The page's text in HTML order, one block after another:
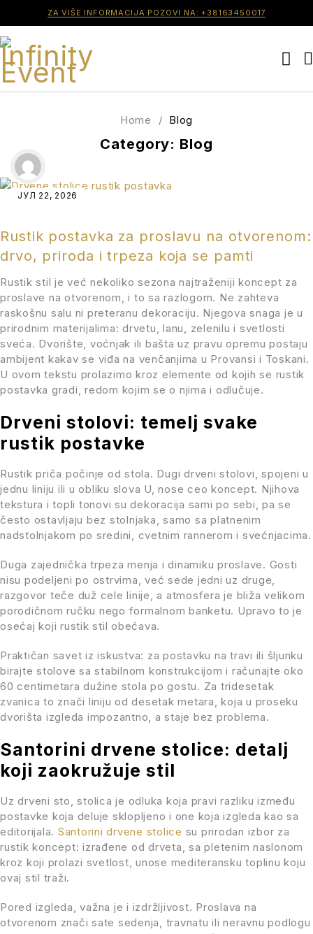
ZA VIŠE INFORMACIJA POZOVI NA: +38163450017
Category: Blog
Home / Blog
ЈУЛ 22, 2026
Rustik postavka za proslavu na otvorenom:
drvo, priroda i trpeza koja se pamti
Rustik stil je već nekoliko sezona najtraženiji koncept za
proslave na otvorenom, i to sa razlogom. Ne zahteva
raskošnu salu ni preteranu dekoraciju. Njegova snaga je u
prirodnim materijalima: drvetu, lanu, zelenilu i svetlosti
sveća. Dvorište, voćnjak ili bašta uz pravu opremu postaju
ambijent kakav se viđa na venčanjima u Provansi i Toskani.
U ovom tekstu prolazimo kroz elemente od kojih se rustik
postavka gradi, redom kojim se o njima i odlučuje.
Drveni stolovi: temelj svake
rustik postavke
Rustik priča počinje od stola. Dugi drveni stolovi, spojeni u
jednu liniju ili u obliku slova U, nose ceo koncept. Njihova
tekstura i topli tonovi su dekoracija sami po sebi, pa se
često ostavljaju bez stolnjaka, samo sa platnenim
nadstolnjakom po sredini, cvetnim rannerom i svećnjacima.
Duga zajednička trpeza menja i dinamiku proslave. Gosti
nisu podeljeni po ostrvima, već sede jedni uz druge,
razgovor teče duž cele linije, a atmosfera je bliža velikom
porodičnom ručku nego formalnom banketu. Upravo to je
osećaj koji rustik stil obećava.
Praktičan savet iz iskustva: za postavku na travi ili šljunku
birajte stolove sa stabilnom konstrukcijom i računajte oko
60 centimetara dužine stola po gostu. Za tridesetak
zvanica to znači liniju od desetak metara, koja u proseku
dvorišta izgleda impozantno, a staje bez problema.
Santorini drvene stolice: detalj
koji zaokružuje stil
Uz drveni sto, stolica je odluka koja pravi razliku između
postavke koja deluje sklopljeno i one koja izgleda kao sa
editorijala. Santorini drvene stolice su prirodan izbor za
rustik koncept: izrađene od drveta, sa pletenim naslonom
kroz koji prolazi svetlost, unose mediteransku toplinu koju
ovaj stil traži.
Pored izgleda, važna je i izdržljivost. Proslava na
otvorenom znači sate sedenja, travnatu ili neravnu podlogu